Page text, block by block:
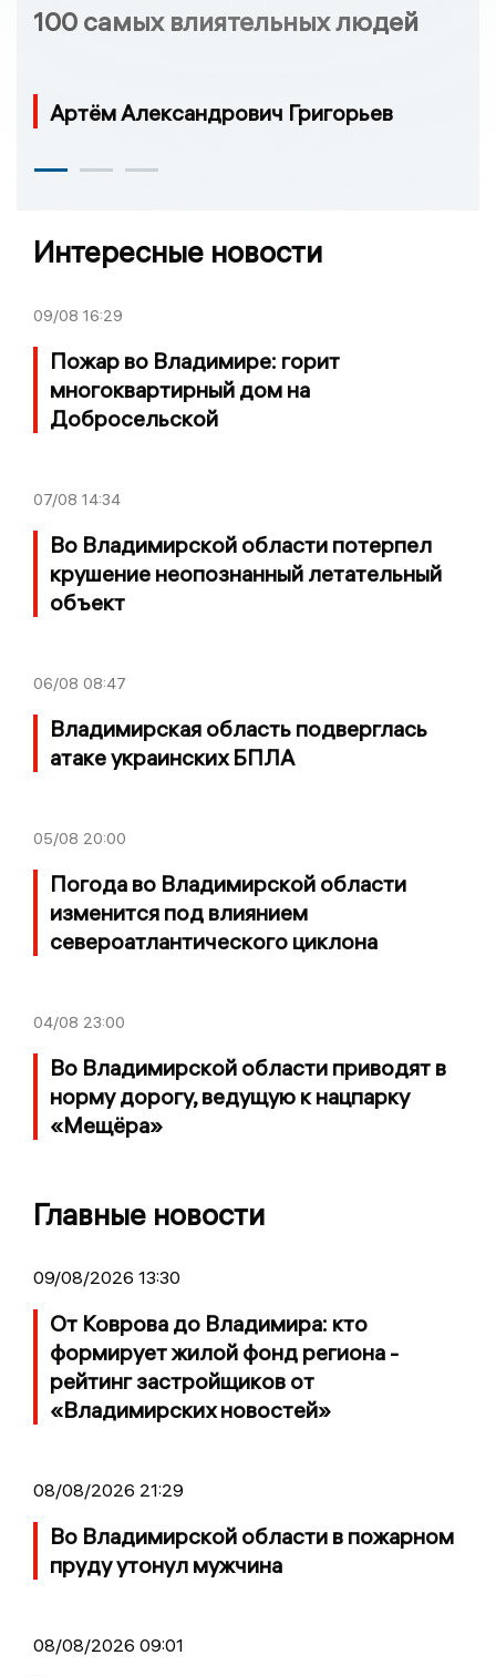
100 самых влиятельных людей
Артём Александрович Григорьев
Интересные новости
09/08 16:29
Пожар во Владимире: горит
многоквартирный дом на
Добросельской
07/08 14:34
Во Владимирской области потерпел
крушение неопознанный летательный
объект
06/08 08:47
Владимирская область подверглась
атаке украинских БПЛА
05/08 20:00
Погода во Владимирской области
изменится под влиянием
североатлантического циклона
04/08 23:00
Во Владимирской области приводят в
норму дорогу, ведущую к нацпарку
«Мещёра»
Главные новости
09/08/2026 13:30
От Коврова до Владимира: кто
формирует жилой фонд региона -
рейтинг застройщиков от
«Владимирских новостей»
08/08/2026 21:29
Во Владимирской области в пожарном
пруду утонул мужчина
08/08/2026 09:01